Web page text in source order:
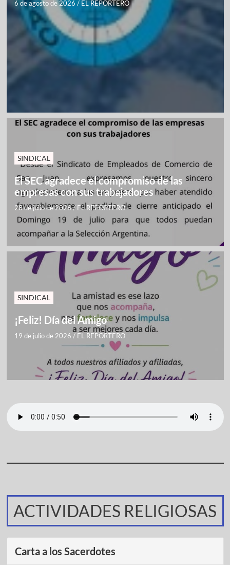
6 de agosto de 2026 / EL REPORTERO
SINDICAL
El SEC agradece el compromiso de las
empresas con sus trabajadores
28 de julio de 2026/ EL REPORTERO
SINDICAL
¡Feliz! Día del Amigo
19 de julio de 2026 / EL REPORTERO
ACTIVIDADES RELIGIOSAS
Carta a los Sacerdotes